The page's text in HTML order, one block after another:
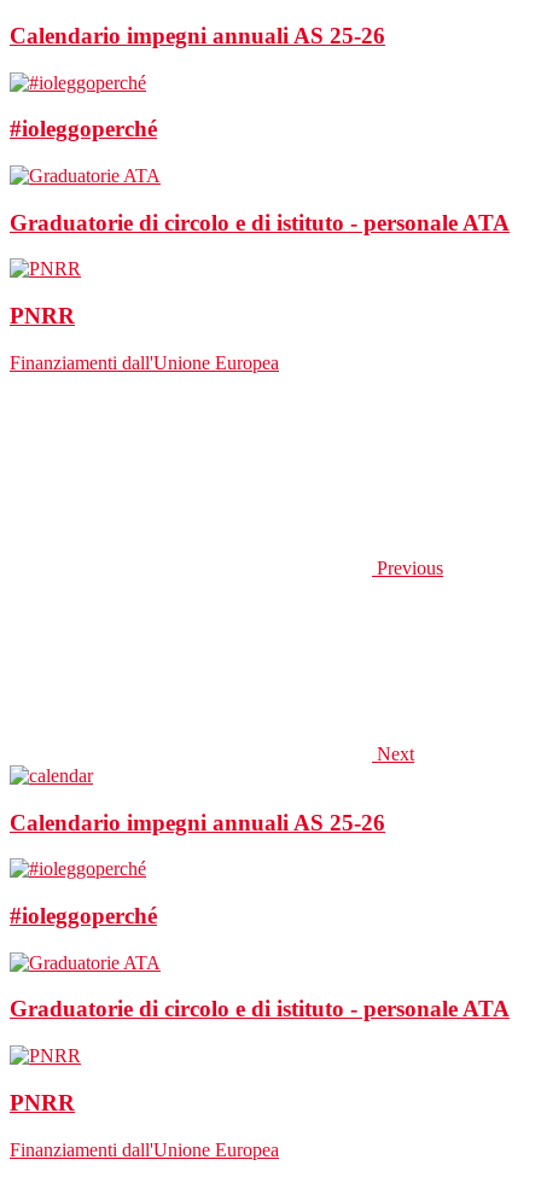
Calendario impegni annuali AS 25-26
#ioleggoperché
Graduatorie di circolo e di istituto - personale ATA
PNRR
Finanziamenti dall'Unione Europea
Previous
Next
Calendario impegni annuali AS 25-26
#ioleggoperché
Graduatorie di circolo e di istituto - personale ATA
PNRR
Finanziamenti dall'Unione Europea